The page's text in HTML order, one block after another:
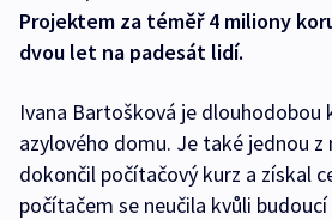
Projektem za téměř 4 miliony
dvou let na padesát lidí.
Ivana Bartošková je dlouhodobou
azylového domu. Je také jednou z
dokončil počítačový kurz a získal
počítačem se neučila kvůli